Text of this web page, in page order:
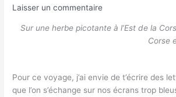
Laisser un commentaire
Sur une herbe picotante à l’Est de la
Corse
Pour ce voyage, j’ai envie de t’écrire des
que l’on s’échange sur nos écrans trop